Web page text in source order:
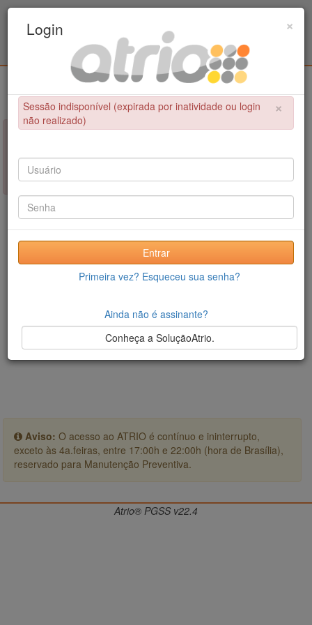
Educação Física / UPE - UFPB
×
NÃO FOI POSSÍVEL CONCLUIR A OPERAÇÃO
Sessão indisponível (expirada por inatividade ou login não
realizado)
Aviso: O acesso ao ATRIO é contínuo e ininterrupto,
exceto às 4a.feiras, entre 17:00h e 22:00h (hora de Brasília),
reservado para Manutenção Preventiva.
×
Login
×
Sessão indisponível (expirada por inatividade ou login
não realizado)
Entrar
Primeira vez? Esqueceu sua senha?
Ainda não é assinante?
Conheça a SoluçãoAtrio.
Atrio® PGSS v22.4